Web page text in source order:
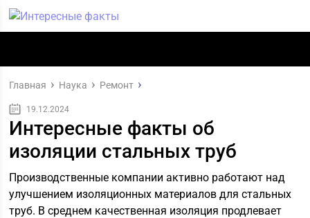
Главная Наука Ремонт
19.12.2024
Интересные факты об
изоляции стальных труб
Производственные компании активно работают над
улучшением изоляционных материалов для стальных
труб. В среднем качественная изоляция продлевает